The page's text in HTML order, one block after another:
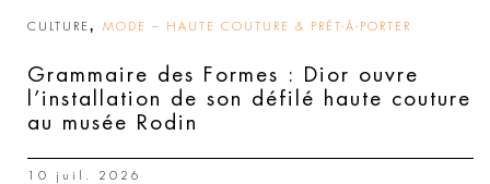
CULTURE , MODE – HAUTE COUTURE & PRÊT-À-PORTER
Grammaire des Formes : Dior ouvre
l’installation de son défilé haute couture
au musée Rodin
10 juil. 2026